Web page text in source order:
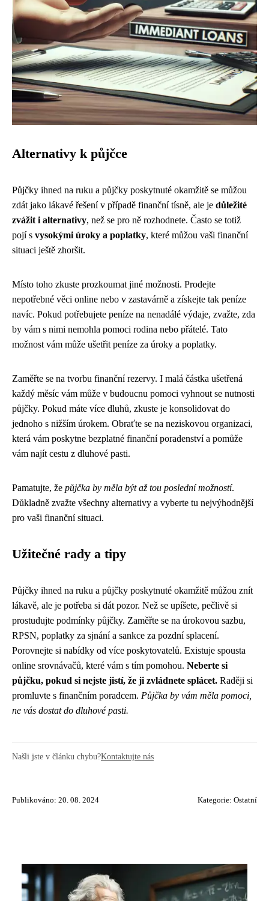
Alternativy k půjčce
Půjčky ihned na ruku a půjčky poskytnuté okamžitě se můžou
zdát jako lákavé řešení v případě finanční tísně, ale je důležité
zvážit i alternativy, než se pro ně rozhodnete. Často se totiž
pojí s vysokými úroky a poplatky, které můžou vaši finanční
situaci ještě zhoršit.
Místo toho zkuste prozkoumat jiné možnosti. Prodejte
nepotřebné věci online nebo v zastavárně a získejte tak peníze
navíc. Pokud potřebujete peníze na nenadálé výdaje, zvažte, zda
by vám s nimi nemohla pomoci rodina nebo přátelé. Tato
možnost vám může ušetřit peníze za úroky a poplatky.
Zaměřte se na tvorbu finanční rezervy. I malá částka ušetřená
každý měsíc vám může v budoucnu pomoci vyhnout se nutnosti
půjčky. Pokud máte více dluhů, zkuste je konsolidovat do
jednoho s nižším úrokem. Obraťte se na neziskovou organizaci,
která vám poskytne bezplatné finanční poradenství a pomůže
vám najít cestu z dluhové pasti.
Pamatujte, že půjčka by měla být až tou poslední možností.
Důkladně zvažte všechny alternativy a vyberte tu nejvýhodnější
pro vaši finanční situaci.
Užitečné rady a tipy
Půjčky ihned na ruku a půjčky poskytnuté okamžitě můžou znít
lákavě, ale je potřeba si dát pozor. Než se upíšete, pečlivě si
prostudujte podmínky půjčky. Zaměřte se na úrokovou sazbu,
RPSN, poplatky za sjnání a sankce za pozdní splacení.
Porovnejte si nabídky od více poskytovatelů. Existuje spousta
online srovnávačů, které vám s tím pomohou. Neberte si
půjčku, pokud si nejste jistí, že ji zvládnete splácet. Raději si
promluvte s finančním poradcem. Půjčka by vám měla pomoci,
ne vás dostat do dluhové pasti.
Našli jste v článku chybu?Kontaktujte nás
Publikováno: 20. 08. 2024 Kategorie: Ostatní